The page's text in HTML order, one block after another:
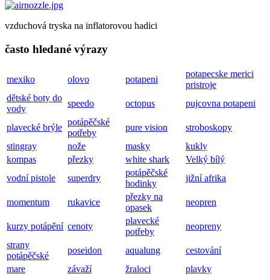
vzduchová tryska na inflatorovou hadici
často hledané výrazy
mexiko olovo potapeni
potapecske merici
pristroje
dětské boty do
vody
speedo octopus pujcovna potapeni
plavecké brýle
potápěčské
potřeby
pure vision
stroboskopy
stingray
nože masky
kukly
kompas
přezky white shark
Velký bílý
vodní pistole
superdry
potápěčské
hodinky
jižní afrika
momentum rukavice
přezky na
opasek
neopren
kurzy potápění cenoty
plavecké
potřeby
neopreny
strany
potápěčské
poseidon aqualung
cestování
mare
závaží žraloci plavky